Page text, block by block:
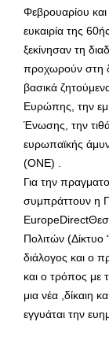
Φεβρουαρίου
ευκαιρία της
ξεκίνησαν τη
προχωρούν στη
βασικά
Ευρώπης, την
Ένωσης, την
ευρωπαϊκής
(ΟΝΕ) .
Για την
συμπράττουν η
Πολιτών (Δίκτυο
διάλογος και ο
και ο τρόπος με
μια νέα ,δίκαιη
εγγυάται την